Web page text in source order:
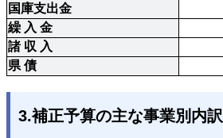
国庫支出金
繰 入 金
諸 収 入
県 債
3.補正予算の主な事業別内訳